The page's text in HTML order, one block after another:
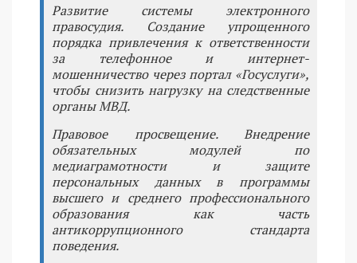
Развитие системы электронного
правосудия. Создание упрощенного
порядка привлечения к ответственности
за телефонное и интернет-
мошенничество через портал «Госуслуги»,
чтобы снизить нагрузку на следственные
органы МВД.
Правовое просвещение. Внедрение
обязательных модулей по
медиаграмотности и защите
персональных данных в программы
высшего и среднего профессионального
образования как часть
антикоррупционного стандарта
поведения.